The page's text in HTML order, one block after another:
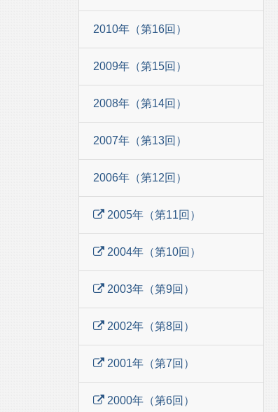
2010年（第16回）
2009年（第15回）
2008年（第14回）
2007年（第13回）
2006年（第12回）
2005年（第11回）
2004年（第10回）
2003年（第9回）
2002年（第8回）
2001年（第7回）
2000年（第6回）